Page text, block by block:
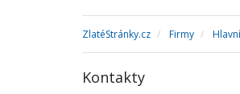
ZlatéStránky.cz Firmy
Kontakty